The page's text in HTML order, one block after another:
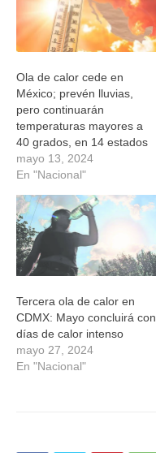
Ola de calor cede en
México; prevén lluvias,
pero continuarán
temperaturas mayores a
40 grados, en 14 estados
mayo 13, 2024
En "Nacional"
Tercera ola de calor en
CDMX: Mayo concluirá con
días de calor intenso
mayo 27, 2024
En "Nacional"